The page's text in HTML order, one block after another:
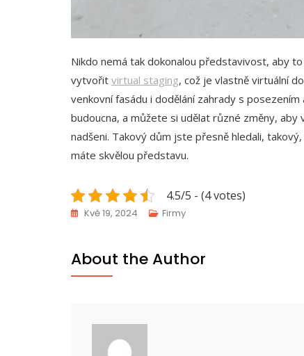
Nikdo nemá tak dokonalou představivost, aby
vytvořit virtual staging, což je vlastně virtuální
venkovní fasádu i dodělání zahrady s
budoucna, a můžete si udělat různé změny,
nadšeni. Takový dům jste přesně hledali,
máte skvělou představu.
4.5/5 - (4 votes)
Kvě 19, 2024 Firmy
About the Author